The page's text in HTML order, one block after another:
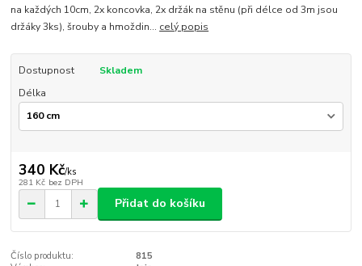
na každých 10cm, 2x koncovka, 2x držák na stěnu (při délce od 3m jsou
držáky 3ks), šrouby a hmoždin... celý popis
Dostupnost
Skladem
Délka
340 Kč/ks
281 Kč bez DPH
Přidat do košíku
Číslo produktu:
815